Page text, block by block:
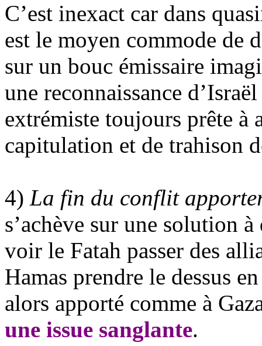
C’est inexact car dans
est le moyen commode de
sur un bouc émissaire
une reconnaissance
extrémiste toujours prête à
capitulation et de trahison
4) La fin du conflit
s’achève sur une solution
voir le Fatah passer des
Hamas prendre le dessus
alors apporté comme à
une issue sanglante.